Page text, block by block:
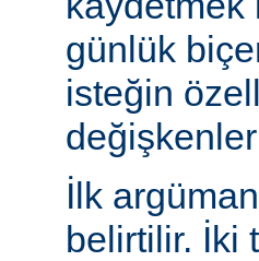
günlük
isteğin
İlk
belirtilir. İki